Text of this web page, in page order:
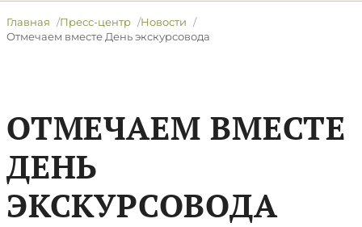
Главная Пресс-центр
Новости
Отмечаем вместе День экскурсовода
ОТМЕЧАЕМ ВМЕСТЕ
ДЕНЬ
ЭКСКУРСОВОДА